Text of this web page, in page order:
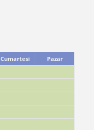
Cumartesi
Pazar